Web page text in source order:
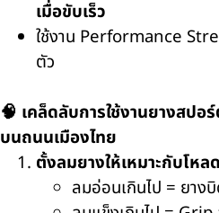
เมื่อขับเร็ว
ใช้งาน Performance
ตัว
🧠 เคล็ดลับการใช้งานยางสปอ
บนถนนเมืองไทย
ตั้งลมยางให้เหมาะกับโหล
ลมอ่อนเกินไป = ยาง